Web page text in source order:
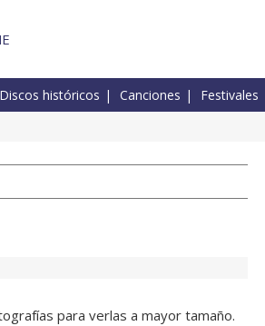
Discos históricos Canciones Festivales
para verlas a mayor tamaño.